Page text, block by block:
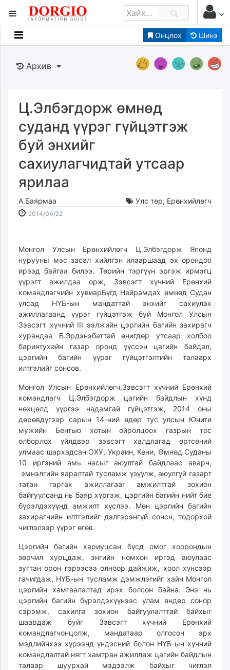
Онцлох Шинэ
Мэдээллийн
Банк санхүү
Бизнес ААН
Төрийн
Нийслэлийн
dorgio.mn
Gogo.mn
news.mn
zindaa.mn
Baabar.mn
mnb.mn
Livetv.mn
Eguur.mn
24tsag.mn
shuud.mn
eagle.mn
ergelt.mn
zarig.mn
today.mn
zuv.mn
ugluu.mn
urlag.mn
unen.mn
asu.mn
shudarga.mn
shuurhai.mn
unuudur.mn
isee.mn
mglradio.com
fact.mn
itoim.mn
shuum.mn
times.mn
tvmongolia.mn
mass.mn
unegui.mn
assa.mn
toim.mn
tac.mn
paparazzi.mn
unread.today
Архив
Ц.Элбэгдорж өмнөд
суданд үүрэг гүйцэтгэж
буй энхийг
сахиулагчидтай утсаар
ярилаа
А.Баярмаа Улс төр, Ерөнхийлөгч
2014/04/22
17:12:41
03:33:35
Монгол Улсын Ерөнхийлөгч Ц.Элбэгдорж Японд
нурууны мэс засал хийлгэн илааршаад эх орондоо
ирээд байгаа билээ. Төрийн тэргүүн эргэж ирмэгц
үүрэгт ажилдаа орж, Зэвсэгт хүчний Ерөнхий
командлагчийн хувиарБүгд Найрамдах өмнөд Судан
улсад НҮБ-ын мандаттай энхийг сахиулах
ажиллагаанд үүрэг гүйцэтгэж буй Монгол Улсын
Зэвсэгт хүчний III ээлжийн цэргийн багийн захирагч
хурандаа Б.Эрдэнэбаттай өчигдөр утсаар холбоо
баринтухайн газар оронд үүссэн цагийн байдал,
цэргийн багийн үүрэг гүйцэтгэлтийн талаарх
илтгэлийг сонсов.
Монгол Улсын Ерөнхийлөгч,Зэвсэгт хүчний Ерөнхий
командлагч Ц.Элбэгдорж цагийн байдлын хүнд
нөхцөлд үүргээ чадамгай гүйцэтгэж, 2014 оны
дөрөвдүгээр сарын 14-ний өдөр тус улсын Юнити
мужийн Бентью хотын ойролцоох газрын тос
олборлох үйлдвэр зэвсэгт халдлагад өртсөний
улмаас шархадсан ОХУ, Украин, Кени, Өмнөд Суданы
10 иргэний амь насыг аюултай байдлаас аварч,
эмнэлгийн яаралтай тусламж үзүүлж, аюулгүй газарт
татан гаргах ажиллагааг амжилттай зохион
байгуулсанд нь баяр хүргэж, цэргийн багийн нийт бие
бүрэлдэхүүнд амжилт хүслээ. Мөн цэргийн багийн
захирагчийн илтгэлийг дэлгэрэнгүй сонсч, тодорхой
чиглэлээр үүрэг өгөв.
Цэргийн багийн хариуцсан бүсд омог хоорондын
зөрчил хурцдаж, энгийн номхон иргэд аюулаас
зугтан орон гэрээсээ олноор дайжиж, хоол хүнсээр
гачигдаж, НҮБ-ын тусламж дэмжлэгийг хайн Монгол
цэргийн хамгаалалтад ирэх болсон байна. Энэ нь
цэргийн багийн бүрэлдэхүүнээс улам өндөр сонор
сэрэмж, сахилга зохион байгуулалттай байхыг
шаардаж буйг Зэвсэгт хүчний Ерөнхий
командлагчонцолж, мандатаар олгосон эрх
мэдлийнхээ хүрээнд үндэсний болон НҮБ-ын хүчний
командлалтай нягт хамтран ажиллаж цагийн байдлын
талаар шуурхай мэдээлж байхыг чиглэл